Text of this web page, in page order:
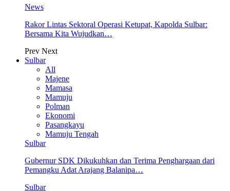
News
Rakor Lintas Sektoral Operasi Ketupat, Kapolda Sulbar:
Bersama Kita Wujudkan…
Prev Next
Sulbar
All
Majene
Mamasa
Mamuju
Polman
Ekonomi
Pasangkayu
Mamuju Tengah
Sulbar
Gubernur SDK Dikukuhkan dan Terima Penghargaan dari
Pemangku Adat Arajang Balanipa…
Sulbar